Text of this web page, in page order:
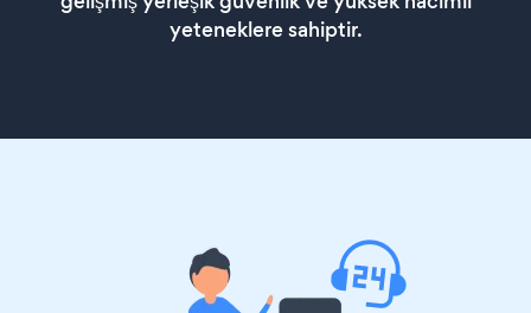
yeteneklere sahiptir.